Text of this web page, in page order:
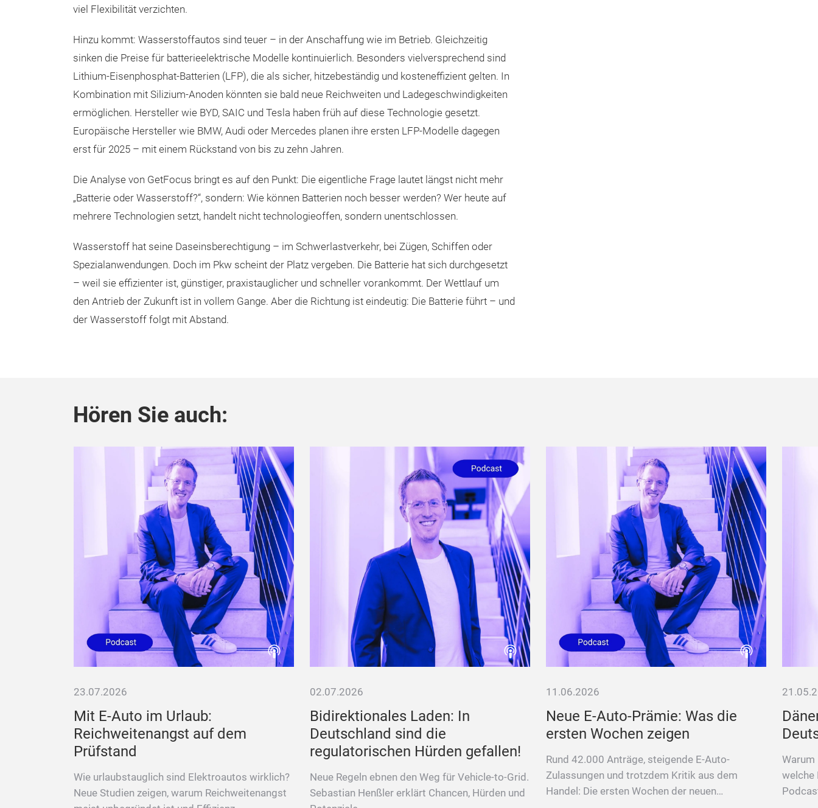
viel Flexibilität verzichten.
Hinzu kommt: Wasserstoffautos sind teuer – in der Anschaffung wie im Betrieb. Gleichzeitig
sinken die Preise für batterieelektrische Modelle kontinuierlich. Besonders vielversprechend sind
Lithium-Eisenphosphat-Batterien (LFP), die als sicher, hitzebeständig und kosteneffizient gelten. In
Kombination mit Silizium-Anoden könnten sie bald neue Reichweiten und Ladegeschwindigkeiten
ermöglichen. Hersteller wie BYD, SAIC und Tesla haben früh auf diese Technologie gesetzt.
Europäische Hersteller wie BMW, Audi oder Mercedes planen ihre ersten LFP-Modelle dagegen
erst für 2025 – mit einem Rückstand von bis zu zehn Jahren.
Die Analyse von GetFocus bringt es auf den Punkt: Die eigentliche Frage lautet längst nicht mehr
„Batterie oder Wasserstoff?“, sondern: Wie können Batterien noch besser werden? Wer heute auf
mehrere Technologien setzt, handelt nicht technologieoffen, sondern unentschlossen.
Wasserstoff hat seine Daseinsberechtigung – im Schwerlastverkehr, bei Zügen, Schiffen oder
Spezialanwendungen. Doch im Pkw scheint der Platz vergeben. Die Batterie hat sich durchgesetzt
– weil sie effizienter ist, günstiger, praxistauglicher und schneller vorankommt. Der Wettlauf um
den Antrieb der Zukunft ist in vollem Gange. Aber die Richtung ist eindeutig: Die Batterie führt – und
der Wasserstoff folgt mit Abstand.
Hören Sie auch:
23.07.2026
Mit E-Auto im Urlaub:
Reichweitenangst auf dem
Prüfstand
Wie urlaubstauglich sind Elektroautos wirklich?
Neue Studien zeigen, warum Reichweitenangst
02.07.2026
Bidirektionales Laden: In
Deutschland sind die
regulatorischen Hürden gefallen!
Neue Regeln ebnen den Weg für Vehicle-to-Grid.
Sebastian Henßler erklärt Chancen, Hürden und
11.06.2026
Neue E-Auto-Prämie: Was die
ersten Wochen zeigen
Rund 42.000 Anträge, steigende E-Auto-
Zulassungen und trotzdem Kritik aus dem
Handel: Die ersten Wochen der neuen
Warum
welche